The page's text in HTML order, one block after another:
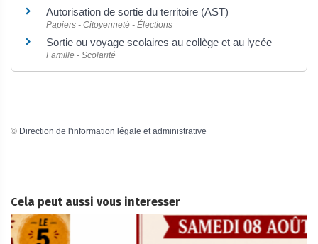
Autorisation de sortie du territoire (AST)
Papiers - Citoyenneté - Élections
Sortie ou voyage scolaires au collège et au lycée
Famille - Scolarité
© Direction de l'information légale et administrative
Cela peut aussi vous interesser